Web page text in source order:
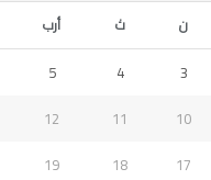
ن ث أرب
3
4
5
10
11
12
17
18
19